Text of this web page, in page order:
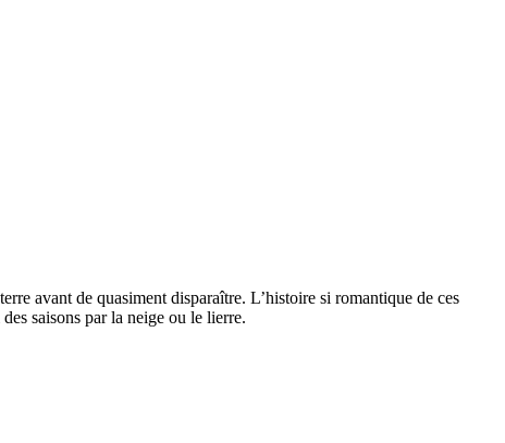
avant de quasiment disparaître. L’histoire si romantique de ces
saisons par la neige ou le lierre.